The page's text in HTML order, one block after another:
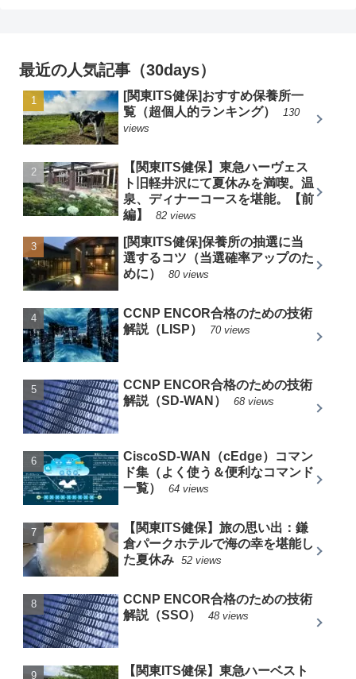
最近の人気記事（30days）
[関東ITS健保]おすすめ保養所一
覧（超個人的ランキング）
130
views
【関東ITS健保】東急ハーヴェス
ト旧軽井沢にて夏休みを満喫。温
泉、ディナーコースを堪能。【前
編】
82 views
[関東ITS健保]保養所の抽選に当
選するコツ（当選確率アップのた
めに）
80 views
CCNP ENCOR合格のための技術
解説（LISP）
70 views
CCNP ENCOR合格のための技術
解説（SD-WAN）
68 views
CiscoSD-WAN（cEdge）コマン
ド集（よく使う＆便利なコマンド
一覧）
64 views
【関東ITS健保】旅の思い出：鎌
倉パークホテルで海の幸を堪能し
た夏休み
52 views
CCNP ENCOR合格のための技術
解説（SSO）
48 views
【関東ITS健保】東急ハーベスト